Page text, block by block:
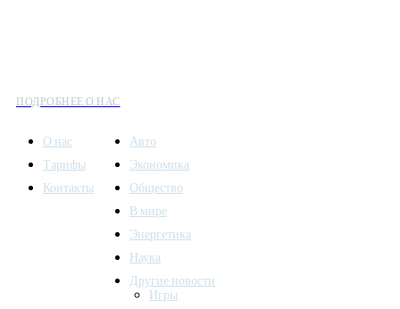
ПОДРОБНЕЕ О НАС
О нас
Тарифы
Контакты
Авто
Экономика
Общество
В мире
Энергетика
Наука
Другие новости
Игры